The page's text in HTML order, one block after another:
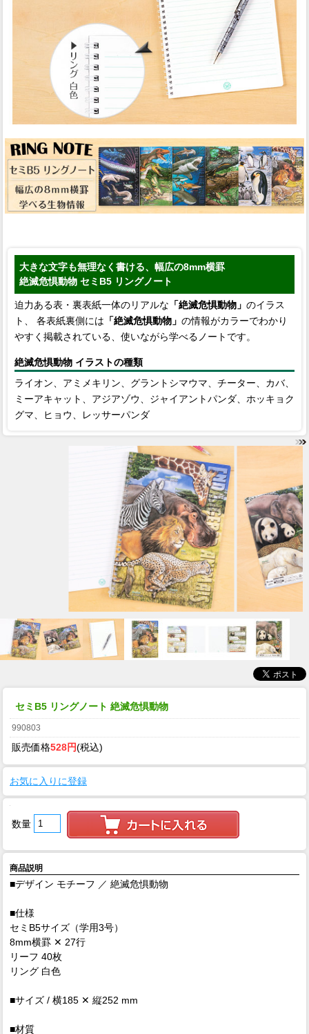
大きな文字も無理なく書ける、幅広の8mm横罫
絶滅危惧動物 セミB5 リングノート
迫力ある表・裏表紙一体のリアルな 「絶滅危惧動物」 のイラス
ト、 各表紙裏側には 「絶滅危惧動物」 の情報がカラーでわかり
やすく掲載されている、使いながら学べるノートです。
絶滅危惧動物 イラストの種類
ライオン、アミメキリン、グラントシマウマ、チーター、カバ、
ミーアキャット、アジアゾウ、ジャイアントパンダ、ホッキョク
グマ、ヒョウ、レッサーパンダ
セミB5 リングノート 絶滅危惧動物
990803
販売価格528円(税込)
お気に入りに登録
数量
商品説明
■デザイン モチーフ ／ 絶滅危惧動物
■仕様
セミB5サイズ（学用3号）
8mm横罫 ✕ 27行
リーフ 40枚
リング 白色
■サイズ / 横185 ✕ 縦252 mm
■材質